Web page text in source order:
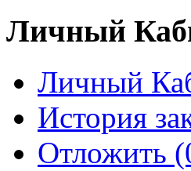
Личный
Личный
История
Отложить